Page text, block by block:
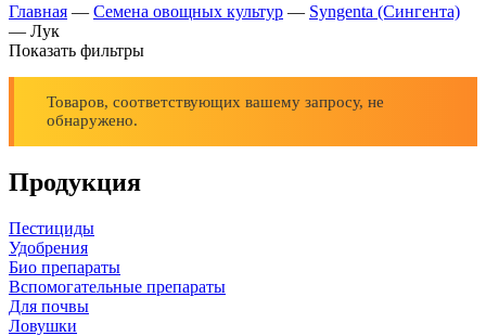
Главная — Семена овощных культур — Syngenta (Сингента)
— Лук
Показать фильтры
Товаров, соответствующих вашему запросу, не
обнаружено.
Продукция
Пестициды
Удобрения
Био препараты
Вспомогательные препараты
Для почвы
Ловушки